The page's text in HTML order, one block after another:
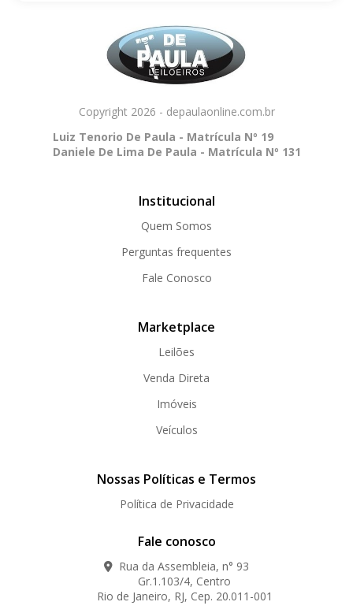
Copyright 2026 - depaulaonline.com.br
Luiz Tenorio De Paula - Matrícula Nº 19
Daniele De Lima De Paula - Matrícula Nº 131
Institucional
Quem Somos
Perguntas frequentes
Fale Conosco
Marketplace
Leilões
Venda Direta
Imóveis
Veículos
Nossas Políticas e Termos
Política de Privacidade
Fale conosco
Rua da Assembleia, n° 93
Gr.1.103/4, Centro
Rio de Janeiro, RJ, Cep. 20.011-001